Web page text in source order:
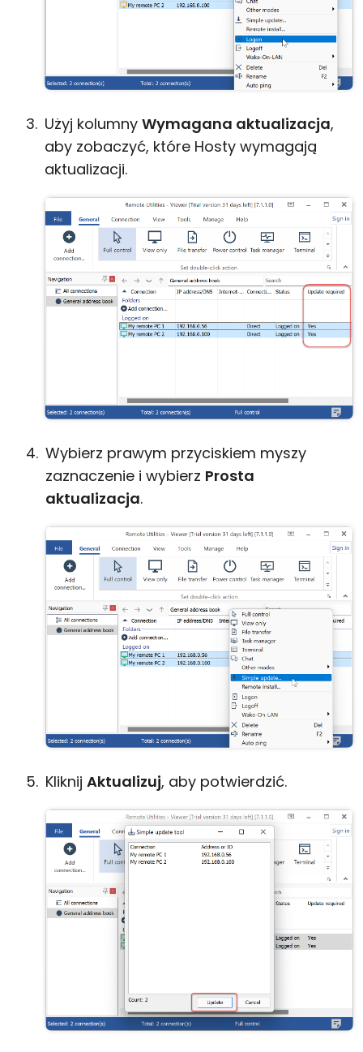
Użyj kolumny Wymagana aktualizacja,
aby zobaczyć, które Hosty wymagają
aktualizacji.
Wybierz prawym przyciskiem myszy
zaznaczenie i wybierz Prosta
aktualizacja.
Kliknij Aktualizuj, aby potwierdzić.